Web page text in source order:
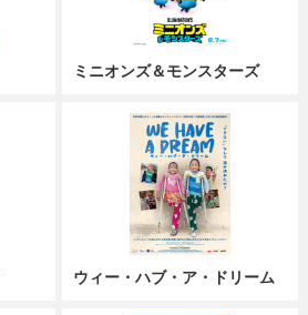
ミニオンズ＆モンスターズ
ウィー・ハブ・ア・ドリーム